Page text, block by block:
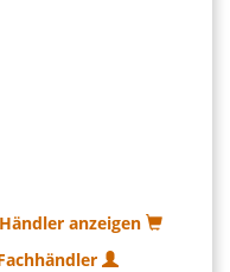
anzeigen